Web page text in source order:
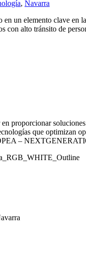
, Navarra
un elemento clave en
con alto tránsito de
proporcionar
que optimizan
–